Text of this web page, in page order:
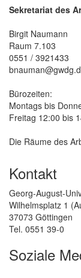
Sekretariat des
Birgit Naumann
Raum 7.103
0551 / 3921433
Bürozeiten:
Montags bis
Freitag 12:00 bis
Die Räume des
Kontakt
Georg-August-
Wilhelmsplatz 1
37073 Göttingen
Tel. 0551 39-0
Soziale